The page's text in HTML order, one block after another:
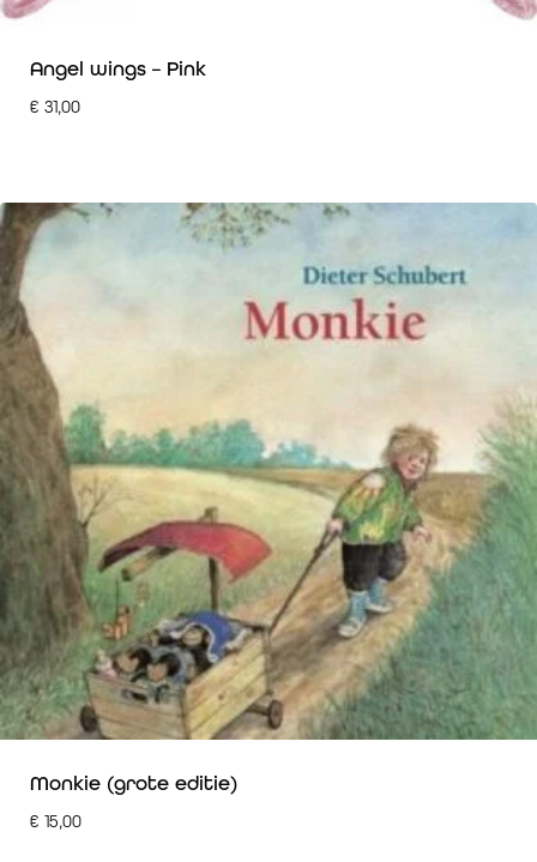
Angel wings – Pink
€ 31,00
Monkie (grote editie)
€ 15,00